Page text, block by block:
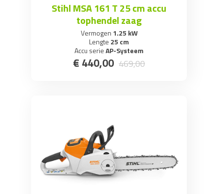
Stihl MSA 161 T 25 cm accu
tophendel zaag
Vermogen 1.25 kW
Lengte 25 cm
Accu serieAP-Systeem
€ 440,00 469,00